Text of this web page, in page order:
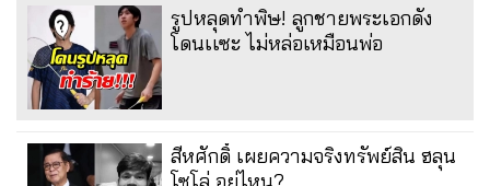
รูปหลุดทำพิษ! ลูกชายพระเอกดัง
โดนเเซะ ไม่หล่อเหมือนพ่อ
สีหศักดิ์ เผยความจริงทรัพย์สิน ฮลุน
โซโล่ อยู่ไหน?